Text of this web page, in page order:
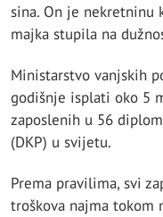
sina. On je nekretninu
majka stupila na
Ministarstvo vanjskih
godišnje isplati oko 5
zaposlenih u 56
(DKP) u svijetu.
Prema pravilima, svi
troškova najma tokom